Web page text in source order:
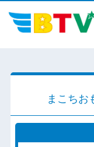
まこちお